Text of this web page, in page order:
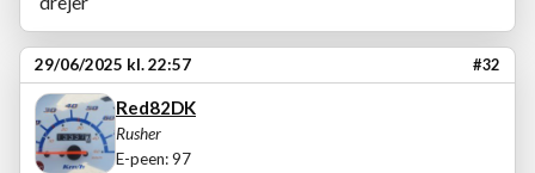
29/06/2025 kl. 22:57 #32
Red82DK
Rusher
E-peen: 97